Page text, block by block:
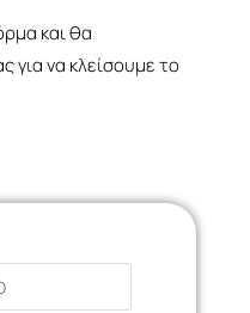
και θα
για να κλείσουμε το